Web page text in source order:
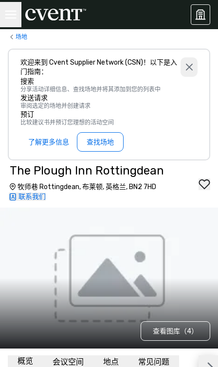
场地
欢迎来到 Cvent Supplier Network (CSN)！以下是入
门指南：
搜索
分享活动详细信息、查找场地并将其添加到您的列表中
发送请求
审阅选定的场地并创建请求
预订
比较建议书并预订您理想的活动空间
了解更多信息 查找场地
The Plough Inn Rottingdean
牧师巷 Rottingdean, 布莱顿, 英格兰, BN2 7HD
联系我们
查看图库（4）
概览 会议空间 地点 常见问题